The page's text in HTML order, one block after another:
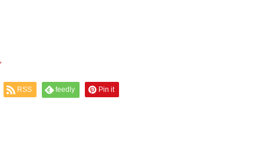
RSS feedly Pin it